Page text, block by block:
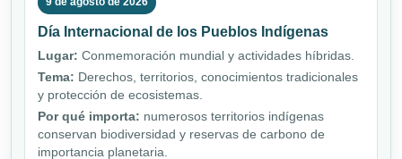
Día Internacional de los Pueblos Indígenas
Lugar: Conmemoración mundial y actividades híbridas.
Tema: Derechos, territorios, conocimientos tradicionales
y protección de ecosistemas.
Por qué importa: numerosos territorios indígenas
conservan biodiversidad y reservas de carbono de
importancia planetaria.